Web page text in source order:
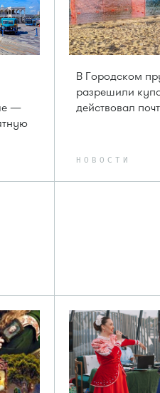
—
В Городском
разрешили
действовал
НОВОСТИ